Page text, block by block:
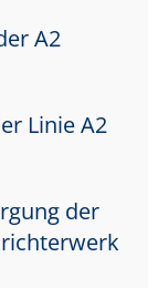
A2
Linie A2
der